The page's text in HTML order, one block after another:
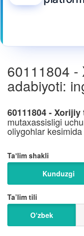
60111804 -
adabiyoti:
60111804 -
mutaxassisligi
oliygohlar
Taʼlim shakli
Kunduzgi
Ta’lim tili
O‘zbek